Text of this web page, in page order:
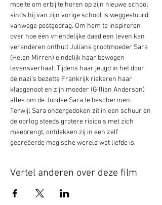
moeite om erbij te horen op zijn nieuwe school
sinds hij van zijn vorige school is weggestuurd
vanwege pestgedrag. Om hem te inspireren
over hoe één vriendelijke daad een leven kan
veranderen onthult Julians grootmoeder Sara
(Helen Mirren) eindelijk haar bewogen
levensverhaal. Tijdens haar jeugd in het door
de nazi’s bezette Frankrijk riskeren haar
klasgenoot en zijn moeder (Gillian Anderson)
alles om de Joodse Sara te beschermen.
Terwijl Sara ondergedoken zit in een schuur en
de oorlog steeds grotere risico’s met zich
meebrengt, ontdekken zij in een zelf
gecreëerde magische wereld wat liefde is.
Vertel anderen over deze film